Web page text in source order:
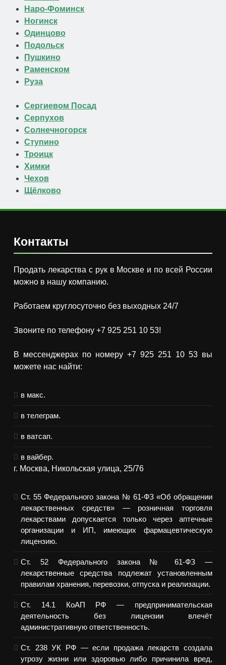
Наро-Фоминск
Ногинск
Одинцово
Подольск
Пушкино
Раменском
Руза
Сергиевом Посад
Серпухов
Солнечногорск
Ступино
Троицк
Химки
Чехов
Щёлково
Контакты
Продать лекарства с рук в Москве и по всей России
можно в нашу компанию.
Работаем круглосуточно без выходных 24/7
Звоните по телефону +7 925 251 10 53!
В мессенджерах по номеру +7 925 251 10 53 вы
можете нас найти:
в макс.
в телеграм.
в ватсап.
в вайбер.
г. Москва, Никольская улица, 25/76
Ст. 55 Федерального закона № 61-ФЗ «Об обращении
лекарственных средств» — розничная торговля
лекарствами допускается только через аптечные
организации и ИП, имеющих фармацевтическую
лицензию.
Ст. 52 Федерального закона № 61-ФЗ —
лекарственные средства подлежат установленным
правилам хранения, перевозки, отпуска и реализации.
Ст. 14.1 КоАП РФ — предпринимательская
деятельность без лицензии влечёт
административную ответственность.
Ст. 238 УК РФ — если продажа лекарств создала
угрозу жизни или здоровью либо причинила вред,